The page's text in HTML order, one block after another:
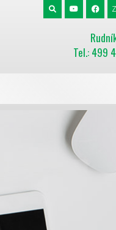
Tel.: 499